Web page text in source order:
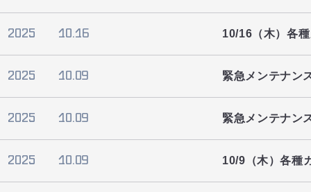
2025 10.16 10/16（木）各
2025 10.09 緊急メンテナン
2025 10.09 緊急メンテナン
2025 10.09 10/9（木）各種